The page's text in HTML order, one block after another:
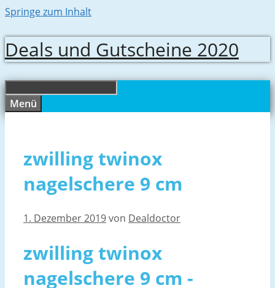
Springe zum Inhalt
Deals und Gutscheine 2020
Menü
zwilling twinox
nagelschere 9 cm
1. Dezember 2019von Dealdoctor
zwilling twinox
nagelschere 9 cm -